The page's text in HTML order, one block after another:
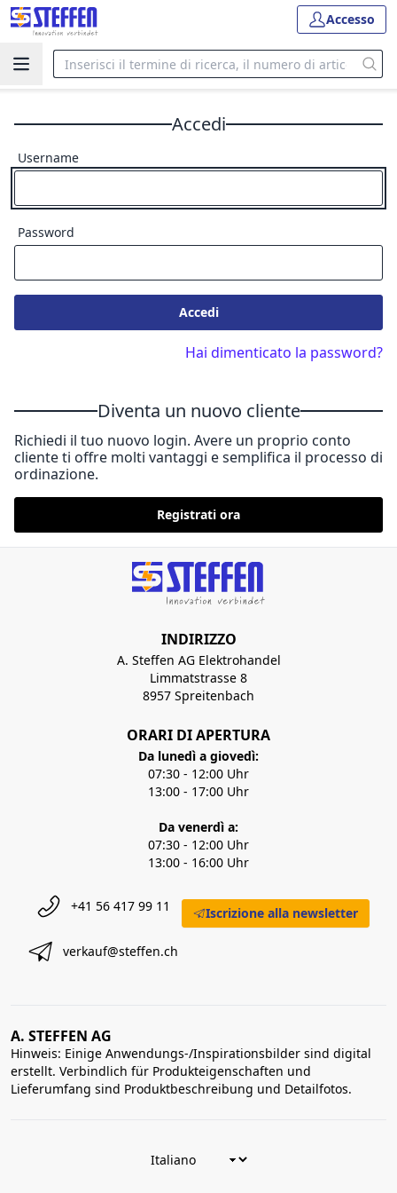
Accesso
Accedi
Username
Password
Accedi
Hai dimenticato la password?
Diventa un nuovo cliente
Richiedi il tuo nuovo login. Avere un proprio conto
cliente ti offre molti vantaggi e semplifica il processo di
ordinazione.
Registrati ora
INDIRIZZO
A. Steffen AG Elektrohandel
Limmatstrasse 8
8957 Spreitenbach
ORARI DI APERTURA
Da lunedì a giovedì:
07:30 - 12:00 Uhr
13:00 - 17:00 Uhr
Da venerdì a:
07:30 - 12:00 Uhr
13:00 - 16:00 Uhr
+41 56 417 99 11
verkauf@steffen.ch
Iscrizione alla newsletter
A. STEFFEN AG
Hinweis: Einige Anwendungs-/Inspirationsbilder sind digital
erstellt. Verbindlich für Produkteigenschaften und
Lieferumfang sind Produktbeschreibung und Detailfotos.